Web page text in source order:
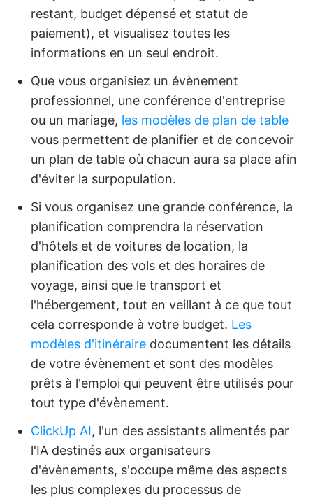
restant, budget dépensé et statut de
paiement), et visualisez toutes les
informations en un seul endroit.
Que vous organisiez un évènement
professionnel, une conférence d'entreprise
ou un mariage, les modèles de plan de table
vous permettent de planifier et de concevoir
un plan de table où chacun aura sa place afin
d'éviter la surpopulation.
Si vous organisez une grande conférence, la
planification comprendra la réservation
d'hôtels et de voitures de location, la
planification des vols et des horaires de
voyage, ainsi que le transport et
l'hébergement, tout en veillant à ce que tout
cela corresponde à votre budget. Les
modèles d'itinéraire documentent les détails
de votre évènement et sont des modèles
prêts à l'emploi qui peuvent être utilisés pour
tout type d'évènement.
ClickUp AI, l'un des assistants alimentés par
l'IA destinés aux organisateurs
d'évènements, s'occupe même des aspects
les plus complexes du processus de